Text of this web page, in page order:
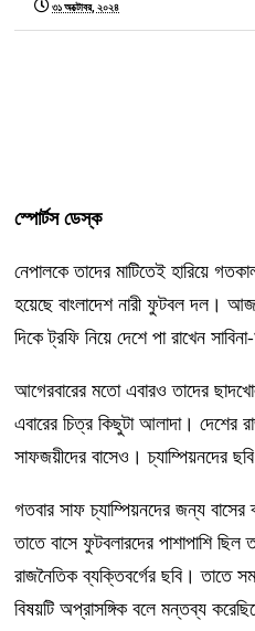
৩১ অক্টোবর, ২০২৪
স্পোর্টস ডেস্ক
নেপালকে তাদের মাটিতেই হারিয়ে
হয়েছে বাংলাদেশ নারী ফুটবল দল।
দিকে ট্রফি নিয়ে দেশে পা রাখেন
আগেরবারের মতো এবারও তাদের
এবারের চিত্র কিছুটা আলাদা। দেশের
সাফজয়ীদের বাসেও। চ্যাম্পিয়নদের
গতবার সাফ চ্যাম্পিয়নদের জন্য বাসের
তাতে বাসে ফুটবলারদের পাশাপাশি ছিল
রাজনৈতিক ব্যক্তিবর্গের ছবি। তাতে
বিষয়টি অপ্রাসঙ্গিক বলে মন্তব্য